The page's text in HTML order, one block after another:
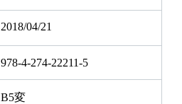
2018/04/21
978-4-274-22211-5
B5変